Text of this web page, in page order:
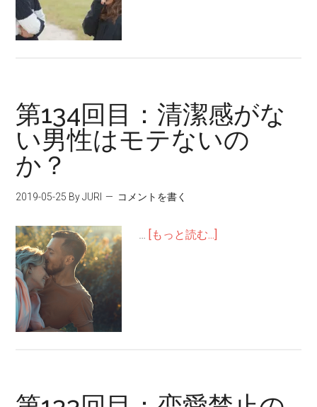
第134回目：清潔感がな
い男性はモテないの
か？
2019-05-25 By JURI コメントを書く
… [もっと読む...]